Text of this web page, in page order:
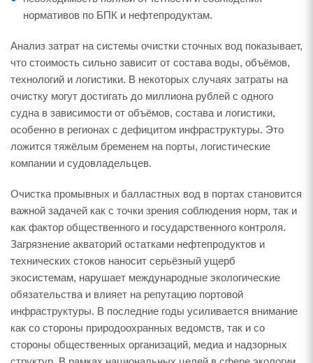
нормативов по БПК и нефтепродуктам.
Анализ затрат на системы очистки сточных вод показывает,
что стоимость сильно зависит от состава воды, объёмов,
технологий и логистики. В некоторых случаях затраты на
очистку могут достигать до миллиона рублей с одного
судна в зависимости от объёмов, состава и логистики,
особенно в регионах с дефицитом инфраструктуры. Это
ложится тяжёлым бременем на порты, логистические
компании и судовладельцев.
Очистка промывных и балластных вод в портах становится
важной задачей как с точки зрения соблюдения норм, так и
как фактор общественного и государственного контроля.
Загрязнение акваторий остатками нефтепродуктов и
технических стоков наносит серьёзный ущерб
экосистемам, нарушает международные экологические
обязательства и влияет на репутацию портовой
инфраструктуры. В последние годы усиливается внимание
как со стороны природоохранных ведомств, так и со
стороны общественных организаций, медиа и надзорных